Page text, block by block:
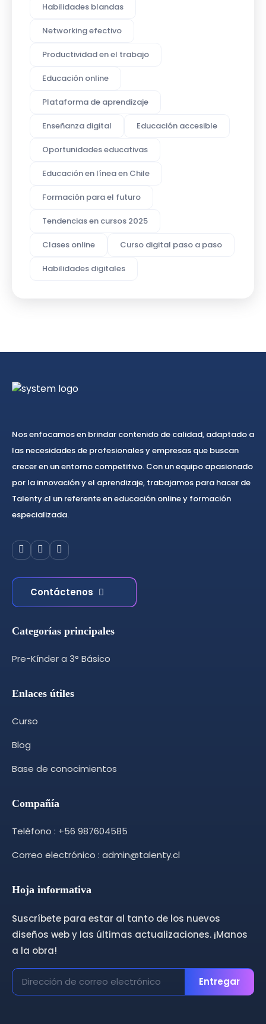
Habilidades blandas
Networking efectivo
Productividad en el trabajo
Educación online
Plataforma de aprendizaje
Enseñanza digital Educación accesible
Oportunidades educativas
Educación en línea en Chile
Formación para el futuro
Tendencias en cursos 2025
Clases online Curso digital paso a paso
Habilidades digitales
Nos enfocamos en brindar contenido de calidad, adaptado a
las necesidades de profesionales y empresas que buscan
crecer en un entorno competitivo. Con un equipo apasionado
por la innovación y el aprendizaje, trabajamos para hacer de
Talenty.cl un referente en educación online y formación
especializada.
Contáctenos
Categorías principales
Pre-Kínder a 3° Básico
Enlaces útiles
Curso
Blog
Base de conocimientos
Compañía
Teléfono : +56 987604585
Correo electrónico : admin@talenty.cl
Hoja informativa
Suscríbete para estar al tanto de los nuevos
diseños web y las últimas actualizaciones. ¡Manos
a la obra!
Entregar